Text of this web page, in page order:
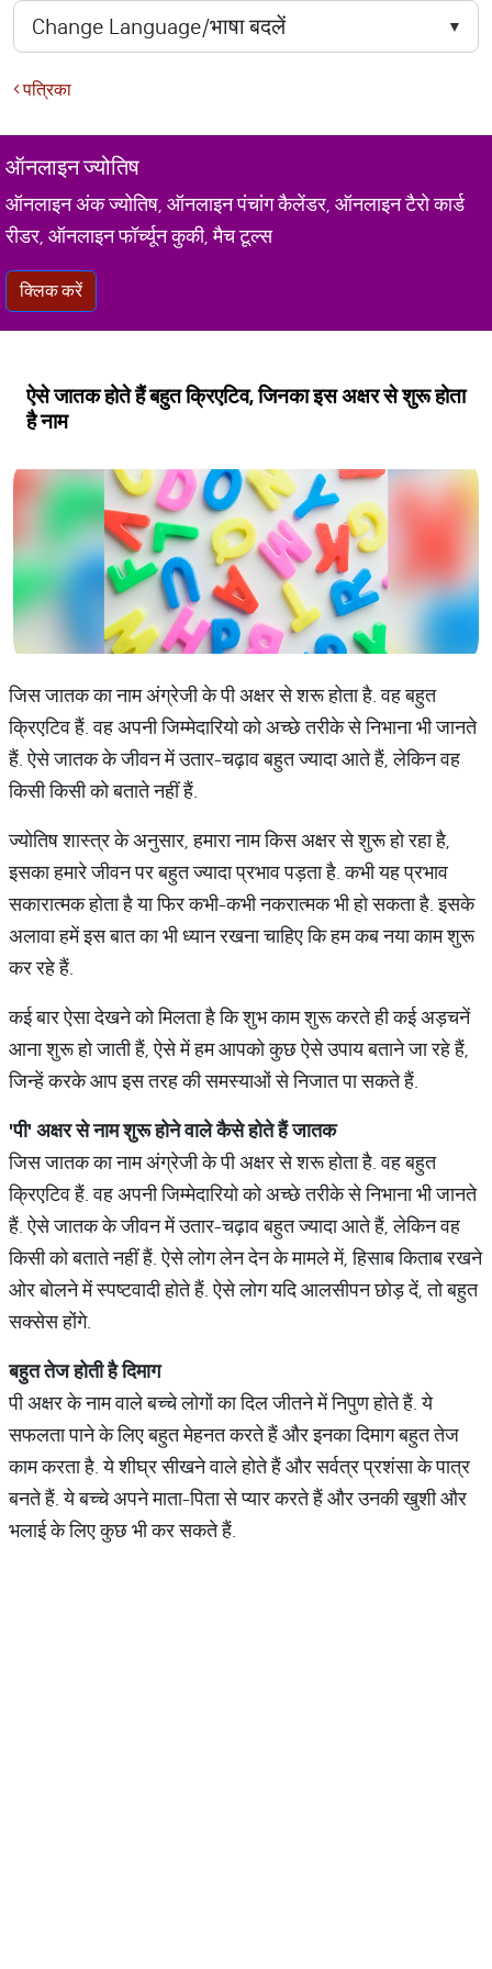
पत्रिका
ऑनलाइन ज्योतिष
ऑनलाइन अंक ज्योतिष, ऑनलाइन पंचांग कैलेंडर, ऑनलाइन टैरो कार्ड
रीडर, ऑनलाइन फॉर्च्यून कुकी, मैच टूल्स
क्लिक करें
ऐसे जातक होते हैं बहुत क्रिएटिव, जिनका इस अक्षर से शुरू होता
है नाम
जिस जातक का नाम अंग्रेजी के पी अक्षर से शरू होता है. वह बहुत
क्रिएटिव हैं. वह अपनी जिम्मेदारियो को अच्छे तरीके से निभाना भी जानते
हैं. ऐसे जातक के जीवन में उतार-चढ़ाव बहुत ज्यादा आते हैं, लेकिन वह
किसी किसी को बताते नहीं हैं.
ज्योतिष शास्त्र के अनुसार, हमारा नाम किस अक्षर से शुरू हो रहा है,
इसका हमारे जीवन पर बहुत ज्यादा प्रभाव पड़ता है. कभी यह प्रभाव
सकारात्मक होता है या फिर कभी-कभी नकरात्मक भी हो सकता है. इसके
अलावा हमें इस बात का भी ध्यान रखना चाहिए कि हम कब नया काम शुरू
कर रहे हैं.
कई बार ऐसा देखने को मिलता है कि शुभ काम शुरू करते ही कई अड़चनें
आना शुरू हो जाती हैं, ऐसे में हम आपको कुछ ऐसे उपाय बताने जा रहे हैं,
जिन्हें करके आप इस तरह की समस्याओं से निजात पा सकते हैं.
'पी'अक्षर से नाम शुरू होने वाले कैसे होते हैं जातक
जिस जातक का नाम अंग्रेजी के पी अक्षर से शरू होता है. वह बहुत
क्रिएटिव हैं. वह अपनी जिम्मेदारियो को अच्छे तरीके से निभाना भी जानते
हैं. ऐसे जातक के जीवन में उतार-चढ़ाव बहुत ज्यादा आते हैं, लेकिन वह
किसी को बताते नहीं हैं. ऐसे लोग लेन देन के मामले में, हिसाब किताब रखने
ओर बोलने में स्पष्टवादी होते हैं. ऐसे लोग यदि आलसीपन छोड़ दें, तो बहुत
सक्सेस होंगे.
बहुत तेज होती है दिमाग
पी अक्षर के नाम वाले बच्चे लोगों का दिल जीतने में निपुण होते हैं. ये
सफलता पाने के लिए बहुत मेहनत करते हैं और इनका दिमाग बहुत तेज
काम करता है. ये शीघ्र सीखने वाले होते हैं और सर्वत्र प्रशंसा के पात्र
बनते हैं. ये बच्चे अपने माता-पिता से प्यार करते हैं और उनकी खुशी और
भलाई के लिए कुछ भी कर सकते हैं.